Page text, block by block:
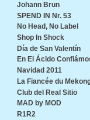
Johann Brun
SPEND IN Nr. 53
No Head, No Label
Shop In Shock
Día de San Valentín
En El Ácido
Navidad 2011
La Fiancée du
Club del Real Sitio
MAD by MOD
R1R2